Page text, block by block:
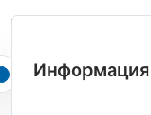
Информация